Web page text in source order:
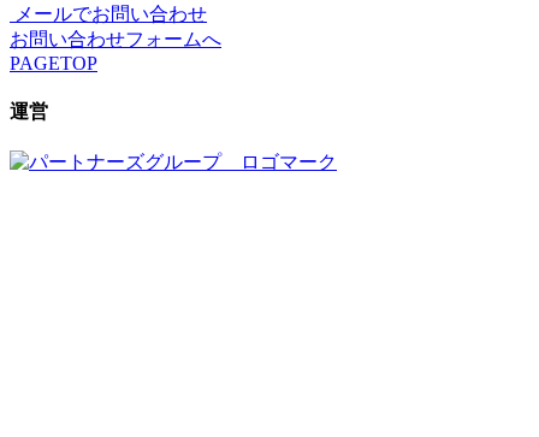
メールでお問い合わせ
お問い合わせフォームへ
PAGETOP
運営